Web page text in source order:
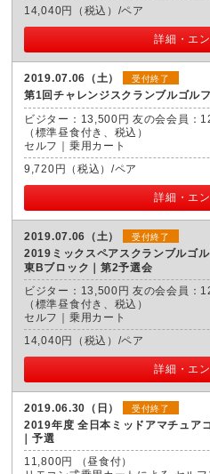
14,040円（税込）/ペア
詳細・エ
2019.07.06（土） 受付終了
第1回チャレンジスクランブルゴル
ビジター：13,500円 友の会会員：
（標準昼食付き、税込）
セルフ｜乗用カート
9,720円（税込）/ペア
詳細・エ
2019.07.06（土） 受付終了
2019ミックスペアスクランブルゴ
東Bブロック｜第2予選会
ビジター：13,500円 友の会会員：
（標準昼食付き、税込）
セルフ｜乗用カート
14,040円（税込）/ペア
詳細・エ
2019.06.30（日） 受付終了
2019年度 全日本ミッドアマチュア
予選
11,800円 （昼食付）